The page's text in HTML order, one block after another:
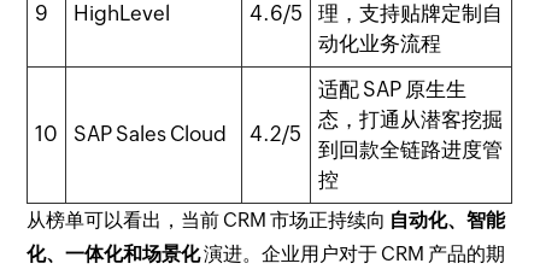
9 HighLevel 4.6/5
理，支持贴牌定制自
动化业务流程
10 SAP Sales Cloud 4.2/5
适配 SAP 原生生
态，打通从潜客挖掘
到回款全链路进度管
控
从榜单可以看出，当前 CRM 市场正持续向 自动化、智能
化、一体化和场景化演进。企业用户对于 CRM 产品的期